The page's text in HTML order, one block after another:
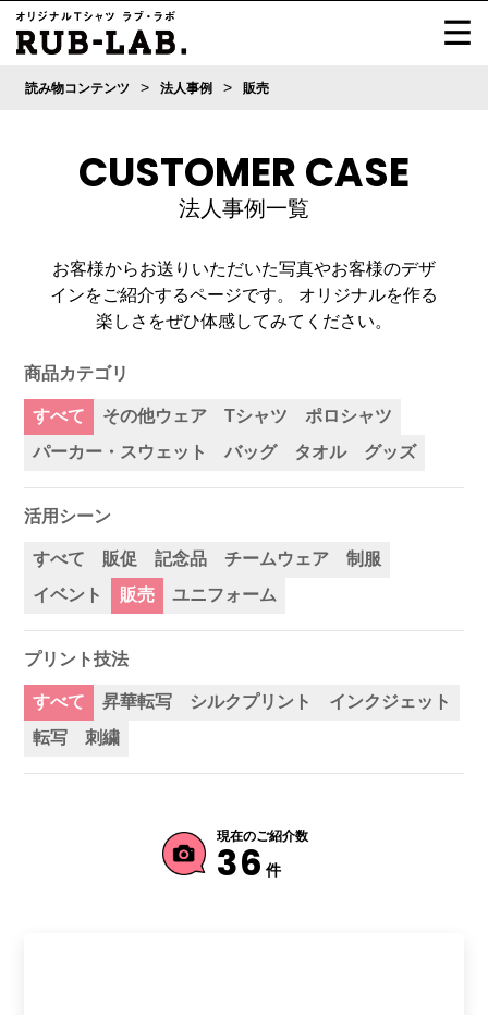
読み物コンテンツ > 法人事例 > 販売
CUSTOMER CASE
法人事例一覧
お客様からお送りいただいた写真やお客様のデザ
インをご紹介するページです。
オリジナルを作る
楽しさをぜひ体感してみてください。
商品カテゴリ
すべて その他ウェア Tシャツ
ポロシャツ
パーカー・スウェット
バッグ タオル グッズ
活用シーン
すべて 販促 記念品 チームウェア
制服
イベント
販売 ユニフォーム
プリント技法
すべて 昇華転写 シルクプリント
インクジェット
転写
刺繍
現在のご紹介数
36 件